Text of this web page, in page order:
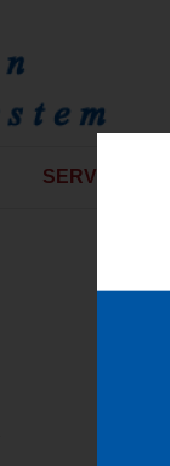
SERVIÇOS